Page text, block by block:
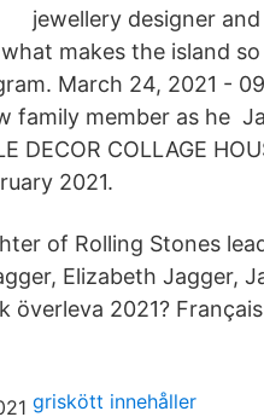
jewellery designer
makes the island
March 24, 2021 -
family member as he
DECOR COLLAGE
2021.
of Rolling Stones
Elizabeth Jagger,
överleva 2021?
griskött innehåller